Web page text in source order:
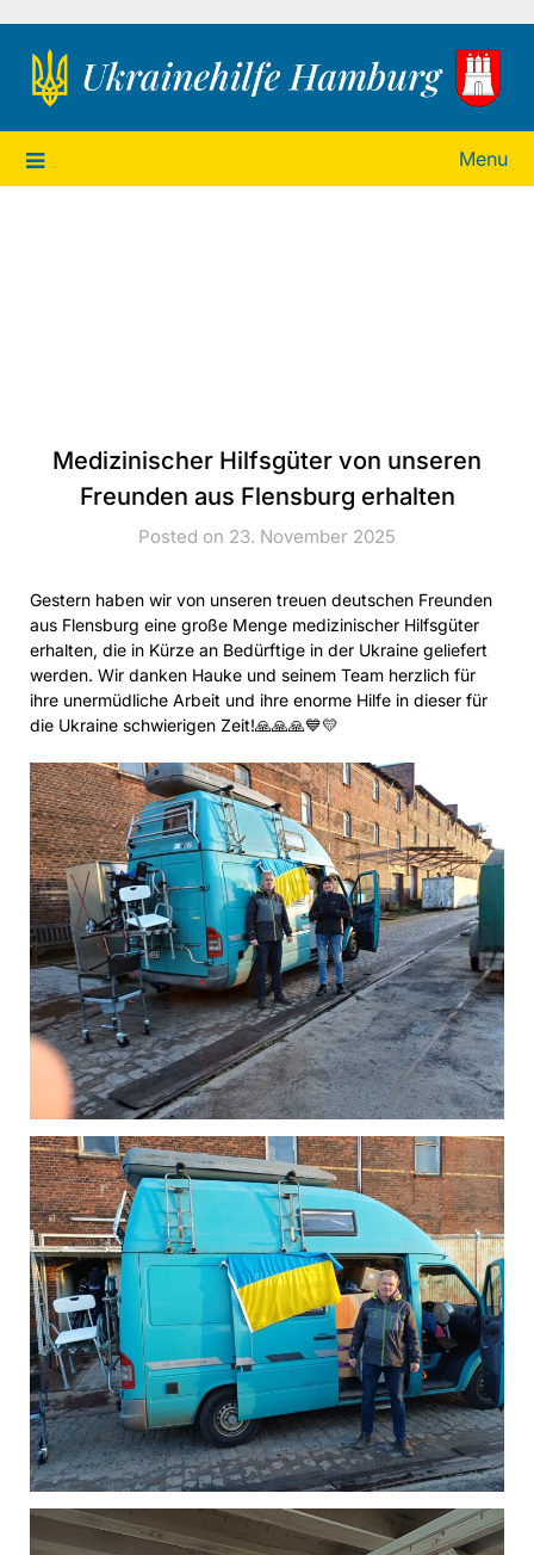
Ukrainehilfe Hamburg
Menu
Medizinischer Hilfsgüter von unseren
Freunden aus Flensburg erhalten
Posted on 23. November 2025
Gestern haben wir von unseren treuen deutschen Freunden
aus Flensburg eine große Menge medizinischer Hilfsgüter
erhalten, die in Kürze an Bedürftige in der Ukraine geliefert
werden. Wir danken Hauke und seinem Team herzlich für
ihre unermüdliche Arbeit und ihre enorme Hilfe in dieser für
die Ukraine schwierigen Zeit!🙏🙏🙏💙💛